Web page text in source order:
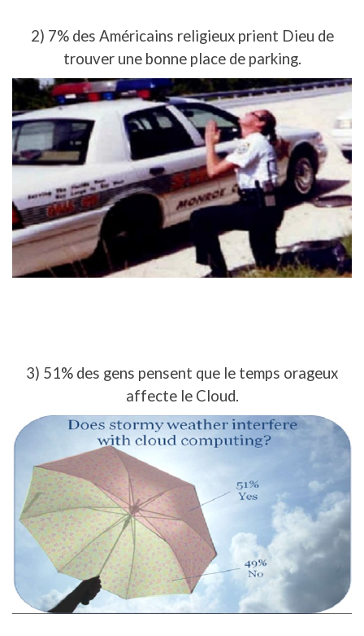
2) 7% des Américains religieux prient Dieu de
trouver une bonne place de parking.
3) 51% des gens pensent que le temps orageux
affecte le Cloud.